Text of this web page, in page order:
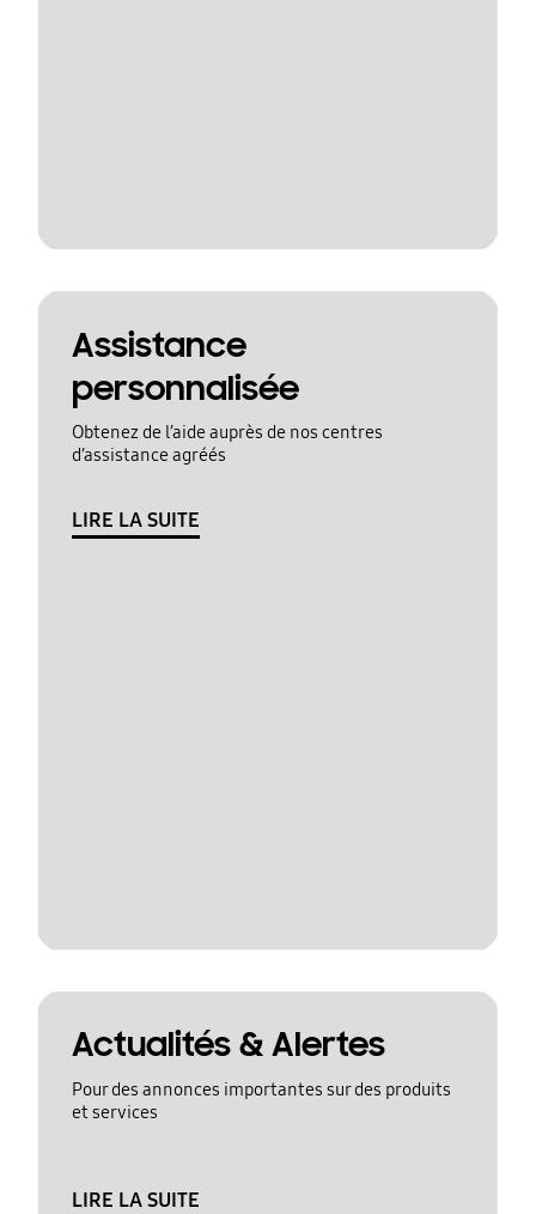
Assistance
personnalisée
Obtenez de l’aide auprès de nos centres
d’assistance agréés
LIRE LA SUITE
Actualités & Alertes
Pour des annonces importantes sur des produits
et services
LIRE LA SUITE